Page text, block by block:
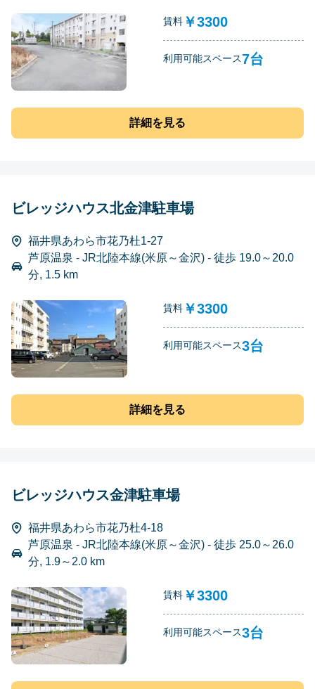
賃料 ￥3300
利用可能スペース7台
詳細を見る
ビレッジハウス北金津駐車場
福井県あわら市花乃杜1-27
芦原温泉 - JR北陸本線(米原～金沢) - 徒歩 19.0～20.0
分, 1.5 km
賃料 ￥3300
利用可能スペース3台
詳細を見る
ビレッジハウス金津駐車場
福井県あわら市花乃杜4-18
芦原温泉 - JR北陸本線(米原～金沢) - 徒歩 25.0～26.0
分, 1.9～2.0 km
賃料 ￥3300
利用可能スペース3台